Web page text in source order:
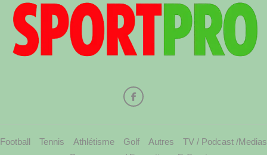
Football Tennis Athlétisme Golf Autres
TV / Podcast /Medias